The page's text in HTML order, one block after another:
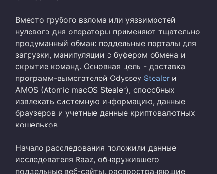
Вместо грубого взлома или уязвимостей
нулевого дня операторы применяют тщательно
продуманный обман: поддельные порталы для
загрузки, манипуляции с буфером обмена и
скрытие команд. Основная цель - доставка
программ-вымогателей Odyssey Stealer и
AMOS (Atomic macOS Stealer), способных
извлекать системную информацию, данные
браузеров и учетные данные криптовалютных
кошельков.
Начало расследования положили данные
исследователя Raaz, обнаружившего
поддельные веб-сайты, распространяющие